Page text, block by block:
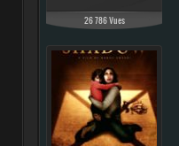
26 786 Vues